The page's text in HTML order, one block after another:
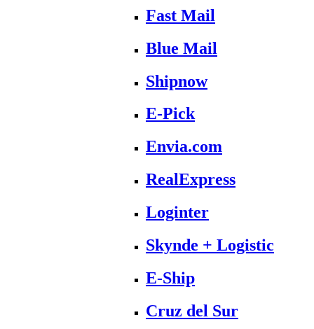
Fast Mail
Blue Mail
Shipnow
E-Pick
Envia.com
RealExpress
Loginter
Skynde + Logistic
E-Ship
Cruz del Sur